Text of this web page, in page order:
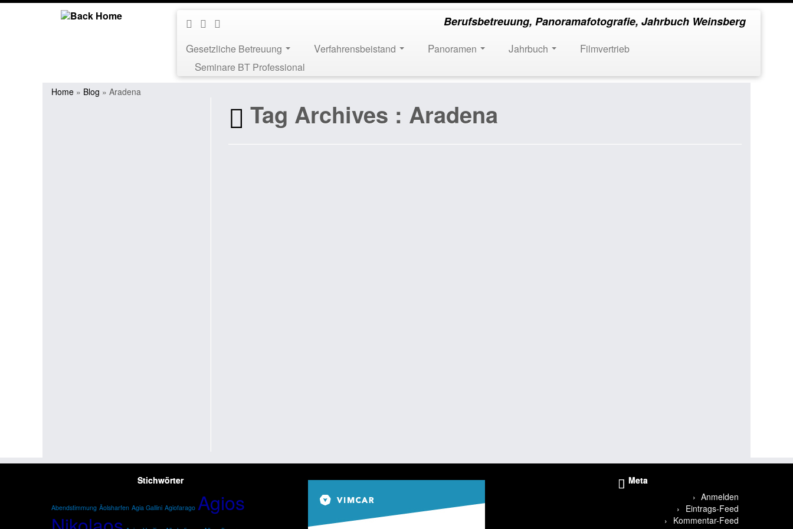
Berufsbetreuung, Panoramafotografie, Jahrbuch Weinsberg
Gesetzliche Betreuung Verfahrensbeistand Panoramen Jahrbuch
Filmvertrieb
Seminare BT Professional
Home » Blog » Aradena
Tag Archives : Aradena
Stichwörter
Abendstimmung Äolsharfen Agia Gallini Agiofarago Agios
Meta
Anmelden
Eintrags-Feed
Kommentar-Feed